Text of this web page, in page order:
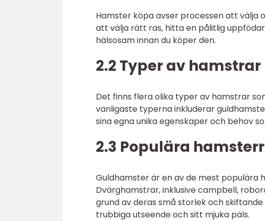
Hamster köpa avser processen att välja
att välja rätt ras, hitta en pålitlig
hälsosam innan du köper den.
2.2 Typer av hamstrar
Det finns flera olika typer av hamstrar
vanligaste typerna inkluderar
sina egna unika egenskaper och behov
2.3 Populära
Guldhamster är en av de mest populära
Dvärghamstrar, inklusive campbell,
grund av deras små storlek och
trubbiga utseende och sitt mjuka päls.